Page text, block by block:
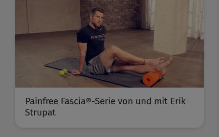
Painfree Fascia®-Serie von und mit Erik
Strupat